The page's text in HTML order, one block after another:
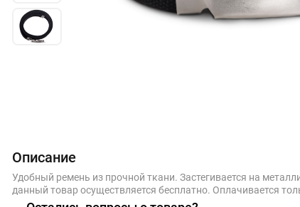
Описание
Удобный ремень из прочной ткани. Застегивается на
данный товар осуществляется бесплатно. Оплачивается